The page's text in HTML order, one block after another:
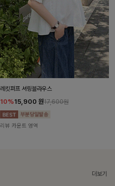
레킷퍼프 셔링블라우스
10%15,900 원17,600원
리뷰 카운트 영역
더보기